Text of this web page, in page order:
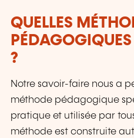
QUELLES
?
Notre savoir-faire nous a
méthode pédagogique
pratique et utilisée par
méthode est construite